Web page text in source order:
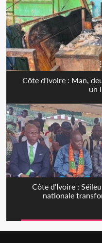
Côte d'Ivoire : Man,
un
Côte d'Ivoire :
nationale